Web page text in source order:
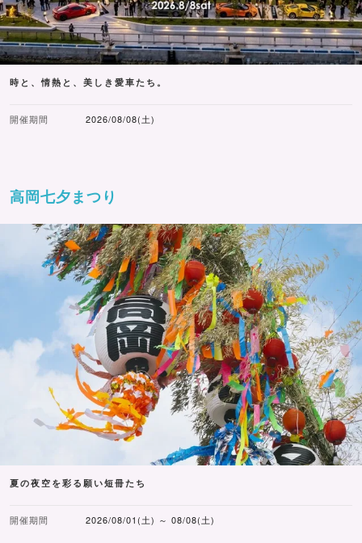
時と、情熱と、美しき愛車たち。
開催期間 2026/08/08(土)
高岡七夕まつり
夏の夜空を彩る願い短冊たち
開催期間 2026/08/01(土) ～ 08/08(土)